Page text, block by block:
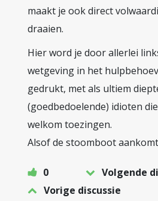
maakt je ook direct
draaien.
Hier word je door allerlei
wetgeving in het
gedrukt, met als ultiem
(goedbedoelende) idioten
welkom toezingen.
Alsof de stoomboot
0
Volgende
Vorige discussie